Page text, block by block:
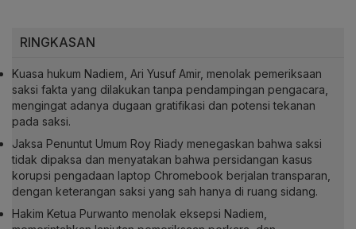
RINGKASAN
Kuasa hukum Nadiem, Ari Yusuf Amir, menolak pemeriksaan
saksi fakta yang dilakukan tanpa pendampingan pengacara,
mengingat adanya dugaan gratifikasi dan potensi tekanan
pada saksi.
Jaksa Penuntut Umum Roy Riady menegaskan bahwa saksi
tidak dipaksa dan menyatakan bahwa persidangan kasus
korupsi pengadaan laptop Chromebook berjalan transparan,
dengan keterangan saksi yang sah hanya di ruang sidang.
Hakim Ketua Purwanto menolak eksepsi Nadiem,